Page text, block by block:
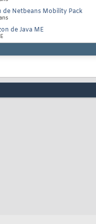
de Netbeans Mobility Pack
de Java ME